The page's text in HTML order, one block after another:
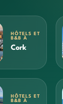
HÔTELS ET
B&B À
Cork
HÔTELS ET
B&B À